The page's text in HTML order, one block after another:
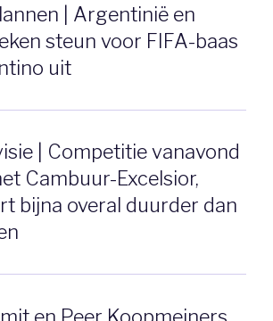
| Argentinië en
steun voor FIFA-baas
uit
| Competitie vanavond
Cambuur-Excelsior,
bijna overal duurder dan